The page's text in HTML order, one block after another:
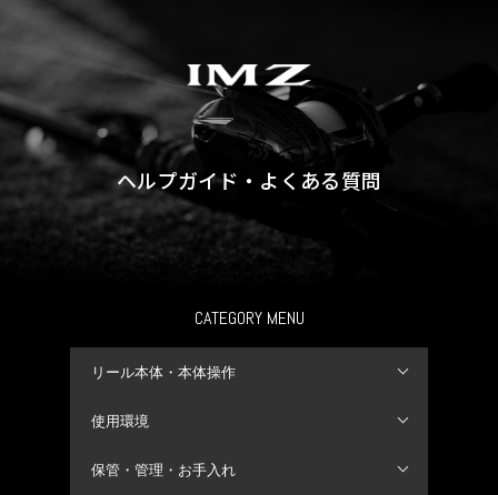
ヘルプガイド・よくある質問
CATEGORY MENU
リール本体・本体操作
使用環境
保管・管理・お手入れ